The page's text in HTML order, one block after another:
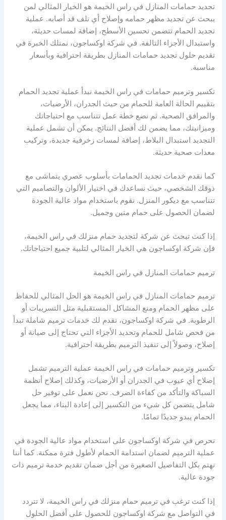
تجديد حمامات المنازل في راس الخيمة هو الخيار المثالي لمن
يبحث عن تجديد مظهر حمامه وإصلاح أي تلف قد أصابه. عملية
تجديد الحمام تتضمن تحسين الأسطح، إضافة لمسات حديثة،
واستبدال الأجزاء التالفة. في شركة اوكساجون، نمتلك الخبرة في
تقديم حلول تجديد حمامات المنازل بطريقة احترافية وبأسعار
مناسبة.
تكسير وترميم حمامات في راس الخيمة نبدأ عملية تجديد الحمام
بتقييم الحالة العامة للحمام من حيث الجدران، الأرضيات،
والمرافق الصحية. ثم نضع خطة عمل تتناسب مع احتياجاتك
وميزانيتك، مما يضمن لك أفضل النتائج. يمكن أن تشمل عملية
التجديد استبدال البلاط، إضافة لمسات زخرفية جديدة، وتركيب
معدات صحية حديثة.
كما نقدم خدمات تجديد الحمامات بأسلوب عصري يتماشى مع
ذوقك الشخصي، حيث نساعدك في اختيار الألوان والتصاميم التي
تتناسب مع ديكور المنزل. نقوم باستخدام مواد عالية الجودة
لضمان الحصول على حمام متين وجميل.
إذا كنت تبحث عن شركة لتجديد حمام منزلك في راس الخيمة،
فإن شركة اوكساجون هي الخيار المثالي لتلبية جميع احتياجاتك.
ترميم حمامات المنازل في راس الخيمة
ترميم حمامات المنازل في راس الخيمة هو الحل المثالي للحفاظ
على مظهر الحمام ومنع المشاكل المستقبلية مثل التسريبات أو
الرطوبة. في شركة اوكساجون، نقدم لك خدمات ترميم شاملة تبدأ
من فحص شامل للحمام وتحديد الأجزاء التي تحتاج إلى صيانة أو
إصلاح، وصولاً إلى تنفيذ الترميم بطريقة احترافية.
تكسير وترميم حمامات في راس الخيمة عملية الترميم تشمل
إصلاح أي عيوب في الجدران أو الأرضيات، وكذلك إصلاح أنظمة
السباكة والتأكد من كفاءة الصرف. نحن نعمل على توفير حل
شامل يتضمن كل شيء من التكسير إلى إعادة البناء، مما يجعل
الحمام يبدو جديدًا تمامًا.
نحرص في شركة اوكساجون على استخدام مواد عالية الجودة في
عملية الترميم لضمان استدامة الحمام لأطول فترة ممكنة. كما أننا
نهتم بكل التفاصيل الصغيرة من أجل ضمان تقديم خدمة ترميم ذات
جودة عالية.
إذا كنت ترغب في ترميم حمام منزلك في راس الخيمة، لا تتردد
في التواصل مع شركة اوكساجون للحصول على أفضل الحلول